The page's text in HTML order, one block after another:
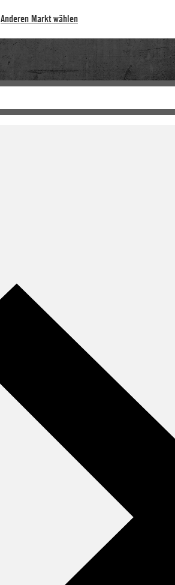
Anderen Markt wählen